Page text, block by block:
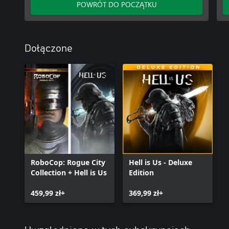
POWRÓT DO POCZĄTKU
Dołączone
RoboCop: Rogue City
Collection + Hell is Us
459,99 zł+
Hell is Us - Deluxe
Edition
369,99 zł+